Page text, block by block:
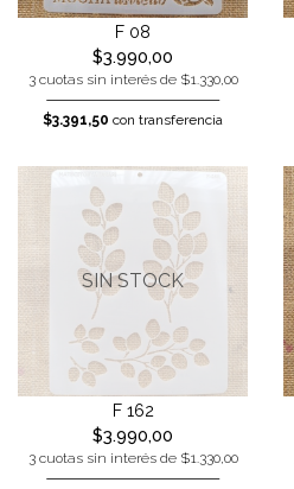
F 08
$3.990,00
3 cuotas sin interés de $1.330,00
$3.391,50 con transferencia
SIN STOCK
F 162
$3.990,00
3 cuotas sin interés de $1.330,00